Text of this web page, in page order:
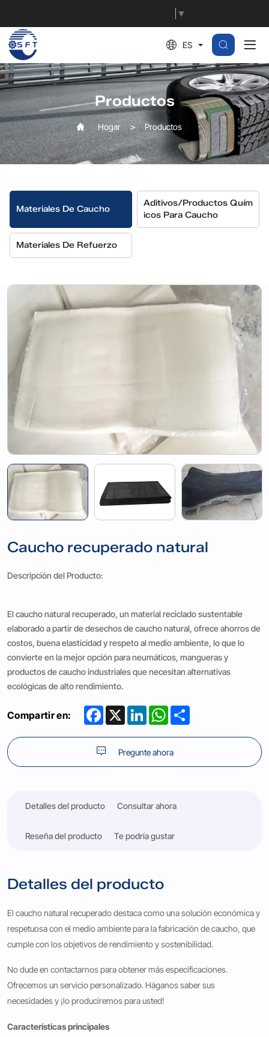
▼
ES
regenerado
natural
Productos
Hogar Productos
Materiales De Caucho
Aditivos/productos Quím
Icos Para Caucho
Materiales De Refuerzo
Caucho recuperado natural
Descripción del Producto:
El caucho natural recuperado, un material reciclado sustentable
elaborado a partir de desechos de caucho natural, ofrece ahorros de
costos, buena elasticidad y respeto al medio ambiente, lo que lo
convierte en la mejor opción para neumáticos, mangueras y
productos de caucho industriales que necesitan alternativas
ecológicas de alto rendimiento.
Compartir en: Facebook
X LinkedInWhatsApp
Pregunte ahora
Detalles del producto Consultar ahora
Reseña del producto Te podría gustar
Detalles del producto
El caucho natural recuperado destaca como una solución económica y
respetuosa con el medio ambiente para la fabricación de caucho, que
cumple con los objetivos de rendimiento y sostenibilidad.
No dude en contactarnos para obtener más especificaciones.
Ofrecemos un servicio personalizado. Háganos saber sus
necesidades y ¡lo produciremos para usted!
Características principales